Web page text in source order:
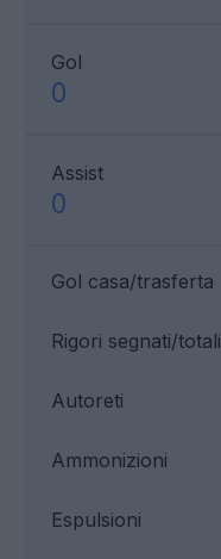
Gol
0
Assist
0
Gol casa/trasferta
Ammonizioni
Rigori segnati/totali
Espulsioni
Autoreti